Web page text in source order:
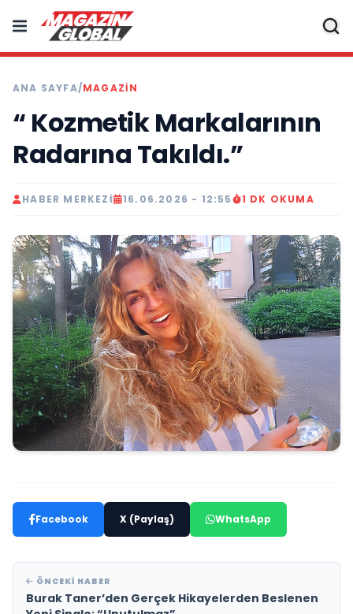
ANA SAYFA/MAGAZIN
“ Kozmetik Markalarının
Radarına Takıldı.”
HABER MERKEZI 16.06.2026 - 12:55 1 DK OKUMA
Facebook X (Paylaş) WhatsApp
ÖNCEKI HABER
Burak Taner’den Gerçek Hikayelerden Beslenen